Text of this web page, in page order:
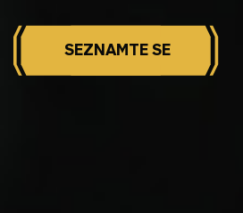
SEZNAMTE SE